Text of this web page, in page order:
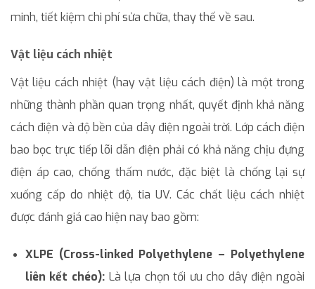
minh, tiết kiệm chi phí sửa chữa, thay thế về sau.
Vật liệu cách nhiệt
Vật liệu cách nhiệt (hay vật liệu cách điện) là một trong
những thành phần quan trọng nhất, quyết định khả năng
cách điện và độ bền của dây điện ngoài trời. Lớp cách điện
bao bọc trực tiếp lõi dẫn điện phải có khả năng chịu đựng
điện áp cao, chống thấm nước, đặc biệt là chống lại sự
xuống cấp do nhiệt độ, tia UV. Các chất liệu cách nhiệt
được đánh giá cao hiện nay bao gồm:
XLPE (Cross-linked Polyethylene – Polyethylene
liên kết chéo):Là lựa chọn tối ưu cho dây điện ngoài